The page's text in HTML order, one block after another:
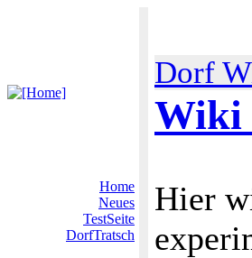
Dorf
Wiki
Home
Neues
TestSeite
DorfTratsch
Hier